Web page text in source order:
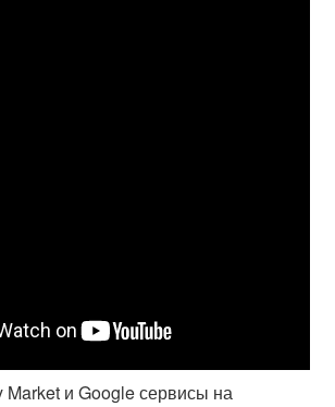
Market и Google сервисы на